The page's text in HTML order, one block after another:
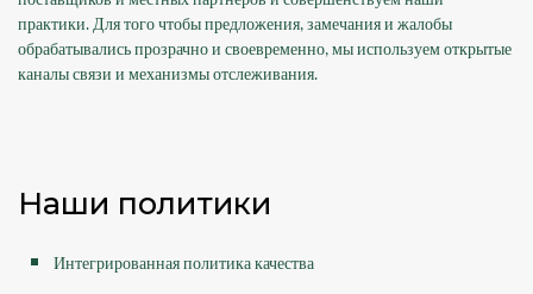
практики. Для того чтобы предложения, замечания и жалобы
обрабатывались прозрачно и своевременно, мы используем открытые
каналы связи и механизмы отслеживания.
Наши политики
Интегрированная политика качества